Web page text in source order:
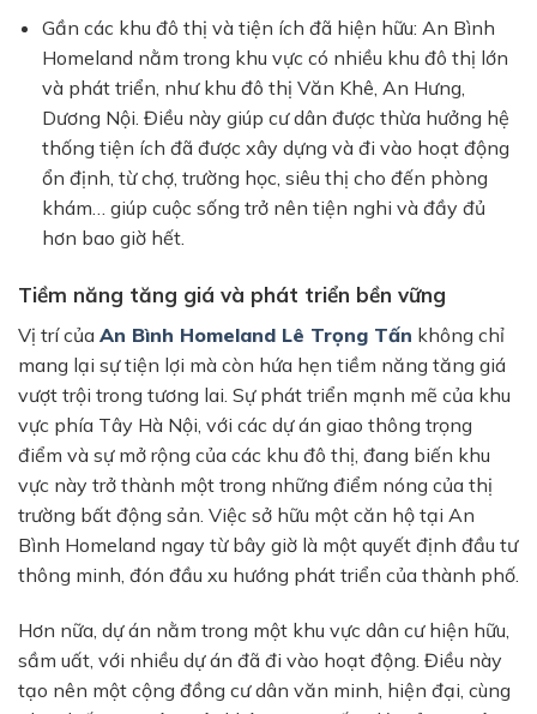
Gần các khu đô thị và tiện ích đã hiện hữu: An Bình
Homeland nằm trong khu vực có nhiều khu đô thị lớn
và phát triển, như khu đô thị Văn Khê An Hưng
Dương Nội . Điều này giúp cư dân được thừa hưởng hệ
thống tiện ích đã được xây dựng và đi vào hoạt động
ổn định, từ chợ, trường học, siêu thị cho đến phòng
khám… giúp cuộc sống trở nên tiện nghi và đầy đủ
hơn bao giờ hết.
Tiềm năng tăng giá và phát triển bền vững
Vị trí của An Bình Homeland Lê Trọng Tấn không chỉ
mang lại sự tiện lợi mà còn hứa hẹn tiềm năng tăng giá
vượt trội trong tương lai. Sự phát triển mạnh mẽ của khu
vực phía Tây Hà Nội, với các dự án giao thông trọng
điểm và sự mở rộng của các khu đô thị, đang biến khu
vực này trở thành một trong những điểm nóng của thị
trường bất động sản. Việc sở hữu một căn hộ tại An
Bình Homeland ngay từ bây giờ là một quyết định đầu tư
thông minh, đón đầu xu hướng phát triển của thành phố.
Hơn nữa, dự án nằm trong một khu vực dân cư hiện hữu,
sầm uất, với nhiều dự án đã đi vào hoạt động. Điều này
tạo nên một cộng đồng cư dân văn minh, hiện đại, cùng